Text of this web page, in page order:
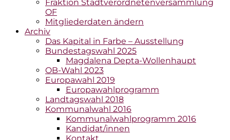
Fraktion Stadtverordnetenversammlung
OF
Mitgliederdaten ändern
Archiv
Das Kapital in Farbe – Ausstellung
Bundestagswahl 2025
Magdalena Depta-Wollenhaupt
OB-Wahl 2023
Europawahl 2019
Europawahlprogramm
Landtagswahl 2018
Kommunalwahl 2016
Kommunalwahlprogramm 2016
Kandidat/innen